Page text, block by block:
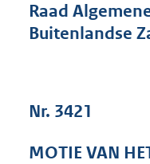
Raad
Buitenlandse
Nr. 3421
MOTIE VAN